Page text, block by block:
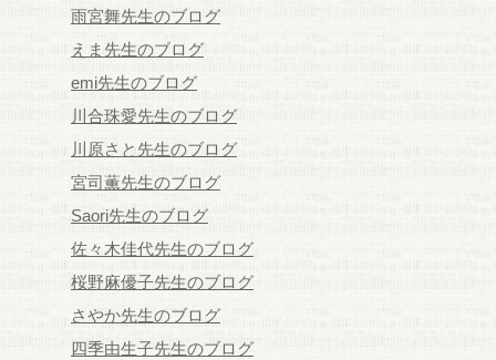
雨宮舞先生のブログ
えま先生のブログ
emi先生のブログ
川合珠愛先生のブログ
川原さと先生のブログ
宮司薫先生のブログ
Saori先生のブログ
佐々木佳代先生のブログ
桜野麻優子先生のブログ
さやか先生のブログ
四季由生子先生のブログ